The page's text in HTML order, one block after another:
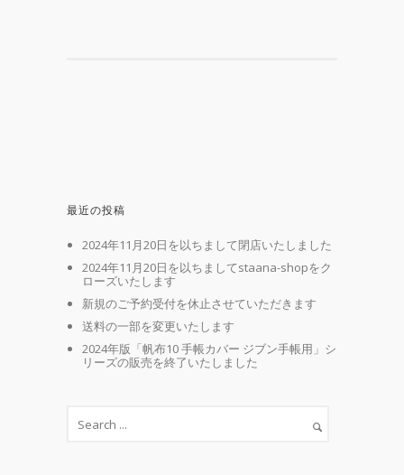
最近の投稿
2024年11月20日を以ちまして閉店いたしました
2024年11月20日を以ちましてstaana-shopをク
ローズいたします
新規のご予約受付を休止させていただきます
送料の一部を変更いたします
2024年版「帆布10 手帳カバー ジブン手帳用」シ
リーズの販売を終了いたしました